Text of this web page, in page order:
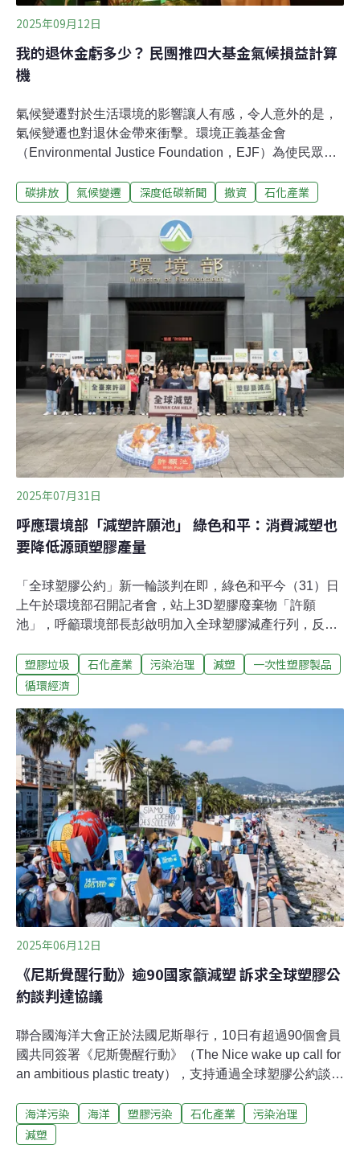
2025年09月12日
我的退休金虧多少？ 民團推四大基金氣候損益計算
機
氣候變遷對於生活環境的影響讓人有感，令人意外的是，
氣候變遷也對退休金帶來衝擊。環境正義基金會
（Environmental Justice Foundation，EJF）為使民眾切
損益計算機」，讓民眾計算自己的退休金到2050年時的虧
退休金？EJF與環境權保障基金會、Solution for Our
Climate（SFOC）、台灣青年氣候聯盟、350 Taiwan、
Protect Our Winters Taiwan、寶島淨鄉團等公民團體，4
日聯合召開記者會指出，根據試算分析，政府四大基金
（中華郵政儲金、勞工退休基金、勞工保險基金、公務人
員退休撫卹基金）若不積極揭露氣候相關財務，亦不從高
碳排產業撤資，到2050年，民眾退休金恐縮水超過30%。
碳排放 氣候變遷 深度低碳新聞 撤資 石化產業
2025年07月31日
呼應環境部「減塑許願池」 綠色和平：消費減塑也
要降低源頭塑膠產量
「全球塑膠公約」新一輪談判在即，綠色和平今（31）日
上午於環境部召開記者會，站上3D塑膠廢棄物「許願
池」，呼籲環境部長彭啟明加入全球塑膠減產行列，反對
「許願池」 籲源頭塑膠減產綠色和平今日上午於環境部
前，以地面3D圖像打造一座堆滿塑膠廢棄物的「許願
膠要減產）」口號，呼籲環境部部長彭啟明加入全球塑膠
減產的行列。環境部7月推出「一次用產品源頭減量」許
願池，預計下半年提出禁塑規劃。綠色和平減塑專案負責
人張凱婷表示，環境部原本應該在上半年提出2035的減塑
里程碑，但半年過去只推出「許願池」，「儘管新增『零
售商品包裝』與『網購包材』的方向，但也拖延了原本
2030全面禁塑的目標，令人擔心。」
塑膠垃圾 石化產業 污染治理 減塑
一次性塑膠製品
循環經濟
2025年06月12日
《尼斯覺醒行動》逾90國家籲減塑 訴求全球塑膠公
約談判達協議
聯合國海洋大會正於法國尼斯舉行，10日有超過90個會員
國共同簽署《尼斯覺醒行動》（The Nice wake up call for
an ambitious plastic treaty），支持通過全球塑膠公約談
瑞士舉行的全球塑膠公約延長談判，《尼斯覺醒行動》應
作為推進談判的地板，而非天花板。綠色和平美國分部的
海洋污染 海洋 塑膠污染 石化產業
污染治理
減塑